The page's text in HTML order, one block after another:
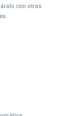
con otras